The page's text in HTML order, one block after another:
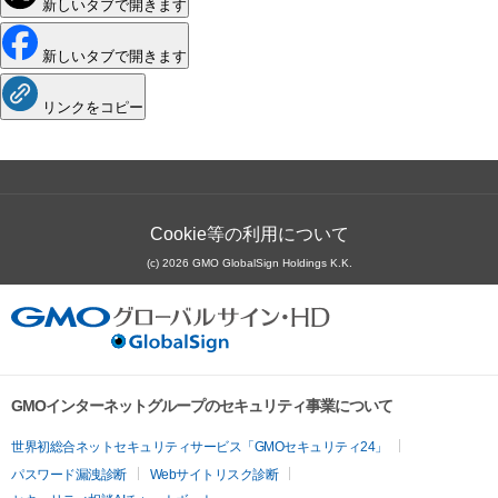
新しいタブで開きます
新しいタブで開きます
リンクをコピー
Cookie等の利用について
(c) 2026 GMO GlobalSign Holdings K.K.
GMOインターネットグループのセキュリティ事業について
世界初総合ネットセキュリティサービス「GMOセキュリティ24」
パスワード漏洩診断
Webサイトリスク診断